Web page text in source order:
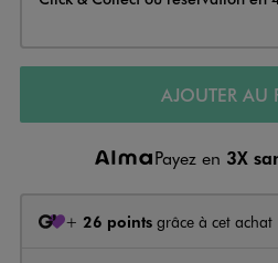
AJOUTER AU
Payez en 3X
+ 26 points grâce à cet achat